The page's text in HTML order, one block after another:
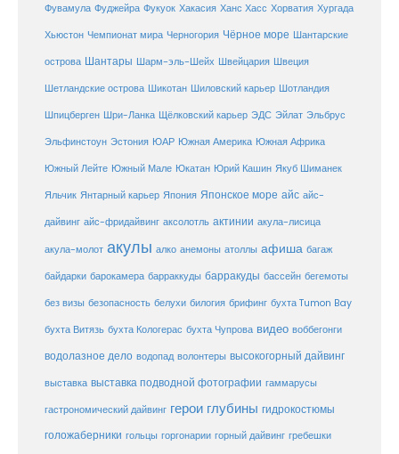
Фувамула Фуджейра Фукуок Хакасия Ханс Хасс Хорватия Хургада
Хьюстон Чемпионат мира Черногория Чёрное море Шантарские
острова Шантары Шарм-эль-Шейх Швейцария Швеция
Шетландские острова Шикотан Шиловский карьер Шотландия
Шпицберген Шри-Ланка Щёлковский карьер ЭДС Эйлат Эльбрус
Эльфинстоун Эстония ЮАР Южная Америка Южная Африка
Южный Лейте Южный Мале Юкатан Юрий Кашин Якуб Шиманек
Яльчик Янтарный карьер Япония Японское море айс айс-
дайвинг айс-фридайвинг аксолотль актинии акула-лисица
акула-молот акулы алко анемоны атоллы афиша багаж
байдарки барокамера барраккуды барракуды бассейн бегемоты
без визы безопасность белухи билогия брифинг бухта Tumon Bay
бухта Витязь бухта Кологерас бухта Чупрова видео воббегонги
водолазное дело водопад волонтеры высокогорный дайвинг
выставка выставка подводной фотографии гаммарусы
гастрономический дайвинг герои глубины гидрокостюмы
голожаберники гольцы горгонарии горный дайвинг гребешки